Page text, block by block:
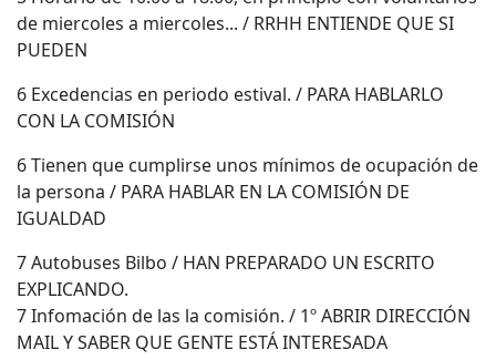
de miercoles a miercoles... / RRHH ENTIENDE QUE SI
PUEDEN
6 Excedencias en periodo estival. / PARA HABLARLO
CON LA COMISIÓN
6 Tienen que cumplirse unos mínimos de ocupación de
la persona / PARA HABLAR EN LA COMISIÓN DE
IGUALDAD
7 Autobuses Bilbo / HAN PREPARADO UN ESCRITO
EXPLICANDO.
7 Infomación de las la comisión. / 1º ABRIR DIRECCIÓN
MAIL Y SABER QUE GENTE ESTÁ INTERESADA